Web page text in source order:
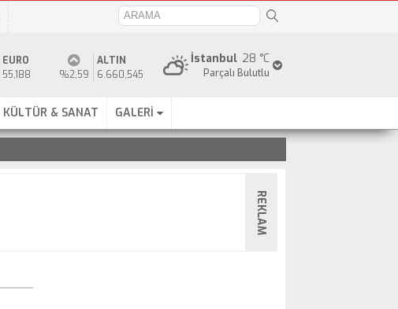
28 °C
İstanbul
Parçalı Bulutlu
EURO
55,188
%2,59
ALTIN
6.660,545
KÜLTÜR & SANAT GALERİ
REKLAM